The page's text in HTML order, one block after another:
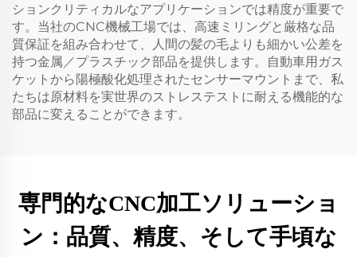
ションクリティカルなアプリケーションでは精度が重要で
す。当社のCNC機械工場では、高速ミリングと厳格な品
質保証を組み合わせて、人間の髪の毛よりも細かい公差を
持つ金属／プラスチック部品を提供します。自動車用ガス
ケットから陽極酸化処理されたセンサーマウントまで、私
たちは原材料を実世界のストレステストに耐える機能的な
部品に変えることができます。
専門的なCNC加工ソリューショ
ン：品質、精度、そして手頃な